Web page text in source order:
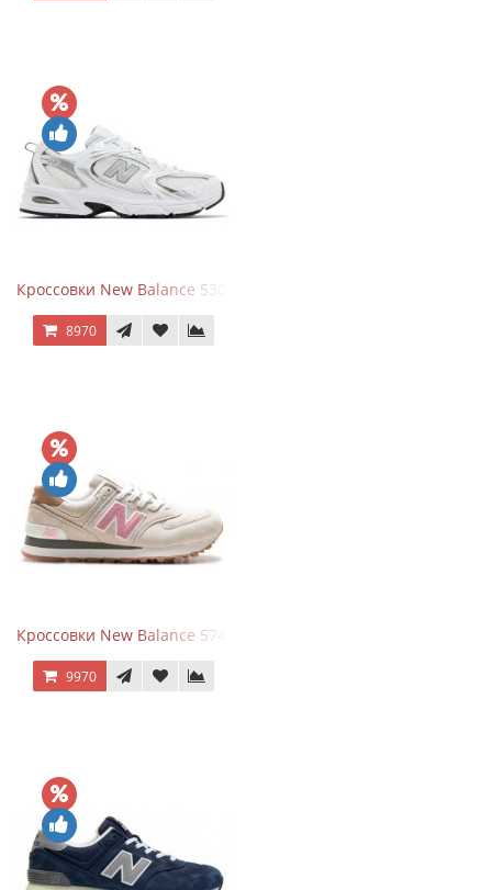
Кроссовки New Balance 530 White Silver Metallic
8970
Кроссовки New Balance 574 Power Beige Pink
9970